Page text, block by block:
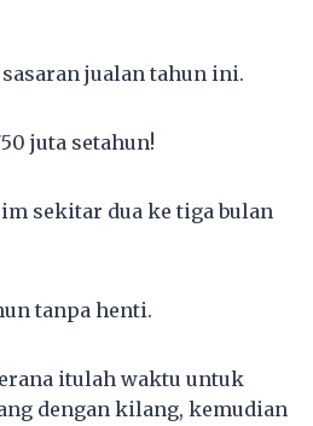
sasaran jualan tahun ini.
juta setahun!
sekitar dua ke tiga bulan
tanpa henti.
itulah waktu untuk
dengan kilang, kemudian